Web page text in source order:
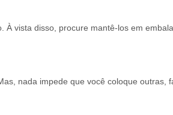
vista disso, procure mantê-los em
nada impede que você coloque outras,